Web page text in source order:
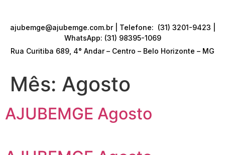
ajubemge@ajubemge.com.br | Telefone: (31) 3201-9423 |
WhatsApp: (31) 98395-1069
Rua Curitiba 689, 4° Andar – Centro – Belo Horizonte – MG
Mês: Agosto
AJUBEMGE Agosto